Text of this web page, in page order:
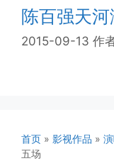
陈百强天
2015-09-13 作
首页 » 影视作品 »
五场